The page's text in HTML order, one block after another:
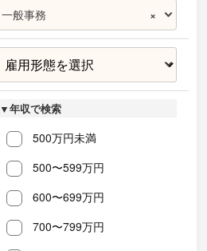
×
一般事務
▼年収で検索
500万円未満
500〜599万円
600〜699万円
700〜799万円